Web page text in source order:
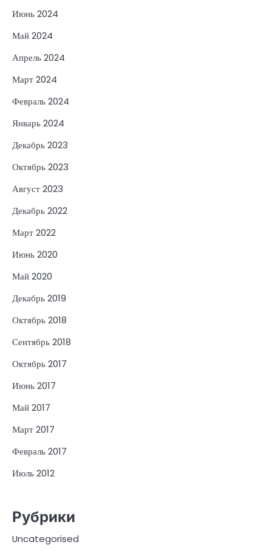
Июнь 2024
Май 2024
Апрель 2024
Март 2024
Февраль 2024
Январь 2024
Декабрь 2023
Октябрь 2023
Август 2023
Декабрь 2022
Март 2022
Июнь 2020
Май 2020
Декабрь 2019
Октябрь 2018
Сентябрь 2018
Октябрь 2017
Июнь 2017
Май 2017
Март 2017
Февраль 2017
Июль 2012
Рубрики
Uncategorised